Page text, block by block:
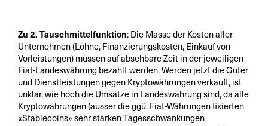
Zu 2. Tauschmittelfunktion: Die Masse der Kosten aller
Unternehmen (Löhne, Finanzierungskosten, Einkauf von
Vorleistungen) müssen auf absehbare Zeit in der jeweiligen
Fiat-Landeswährung bezahlt werden. Werden jetzt die Güter
und Dienstleistungen gegen Kryptowährungen verkauft, ist
unklar, wie hoch die Umsätze in Landeswährung sind, da alle
Kryptowährungen (ausser die ggü. Fiat-Währungen fixierten
«Stablecoins» sehr starken Tagesschwankungen